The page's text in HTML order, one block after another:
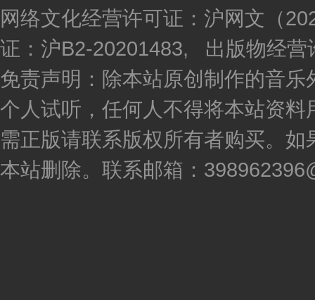
网络文化经营许可证：沪网文（
证：沪B2-20201483, 出版物经营
免责声明：除本站原创制作的音
个人试听，任何人不得将本站资
需正版请联系版权所有者购买。
本站删除。联系邮箱：